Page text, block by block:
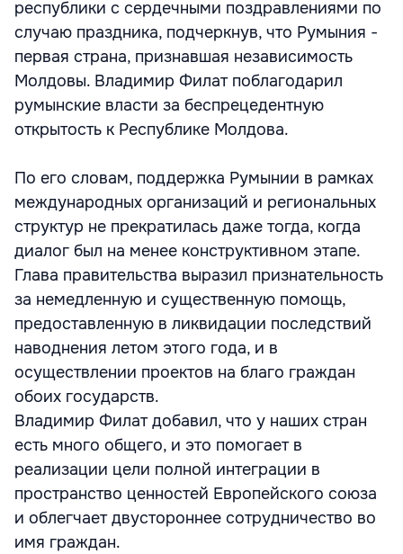
республики с сердечными поздравлениями по
случаю праздника, подчеркнув, что Румыния -
первая страна, признавшая независимость
Молдовы. Владимир Филат поблагодарил
румынские власти за беспрецедентную
открытость к Республике Молдова.
По его словам, поддержка Румынии в рамках
международных организаций и региональных
структур не прекратилась даже тогда, когда
диалог был на менее конструктивном этапе.
Глава правительства выразил признательность
за немедленную и существенную помощь,
предоставленную в ликвидации последствий
наводнения летом этого года, и в
осуществлении проектов на благо граждан
обоих государств.
Владимир Филат добавил, что у наших стран
есть много общего, и это помогает в
реализации цели полной интеграции в
пространство ценностей Европейского союза
и облегчает двустороннее сотрудничество во
имя граждан.